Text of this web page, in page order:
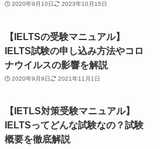
2020年9月10日 2023年10月15日
【IELTSの受験マニュアル】
IELTS試験の申し込み方法やコロ
ナウイルスの影響を解説
2020年9月9日 2021年11月1日
【IETLS対策受験マニュアル】
IELTSってどんな試験なの？試験
概要を徹底解説